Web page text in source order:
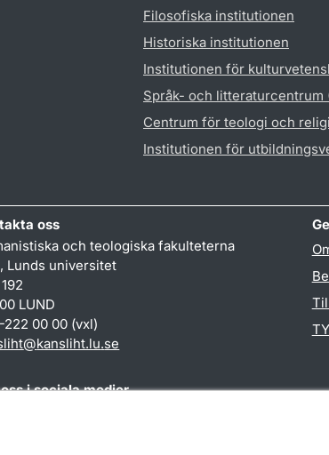
Filosofiska institutionen
Historiska institutionen
Institutionen för
Språk- och litteraturcentrum
Centrum för teologi och
Institutionen för
oss
och teologiska fakulteterna
Lunds universitet
LUND
222 00 00 (vxl)
@kansliht.lu.se
i sociala medier